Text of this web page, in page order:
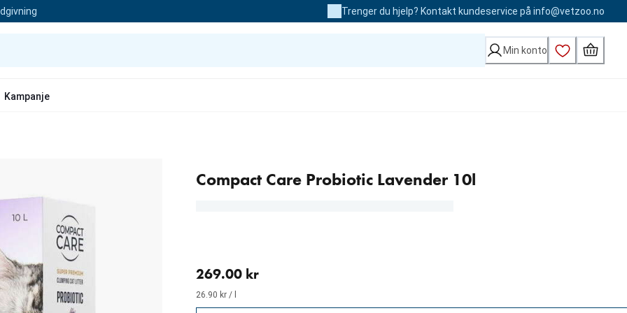
Trenger du hjelp? Kontakt kundeservice på info@vetzoo.no
Min konto
Kampanje
Compact Care Probiotic Lavender 10l
269.00 kr
26.90 kr / l